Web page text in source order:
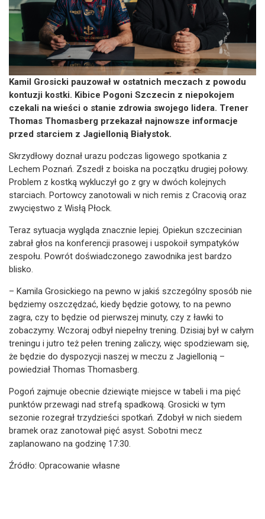
Kamil Grosicki pauzował w ostatnich meczach z powodu
kontuzji kostki. Kibice Pogoni Szczecin z niepokojem
czekali na wieści o stanie zdrowia swojego lidera. Trener
Thomas Thomasberg przekazał najnowsze informacje
przed starciem z Jagiellonią Białystok.
Skrzydłowy doznał urazu podczas ligowego spotkania z
Lechem Poznań. Zszedł z boiska na początku drugiej połowy.
Problem z kostką wykluczył go z gry w dwóch kolejnych
starciach. Portowcy zanotowali w nich remis z Cracovią oraz
zwycięstwo z Wisłą Płock.
Teraz sytuacja wygląda znacznie lepiej. Opiekun szczecinian
zabrał głos na konferencji prasowej i uspokoił sympatyków
zespołu. Powrót doświadczonego zawodnika jest bardzo
blisko.
– Kamila Grosickiego na pewno w jakiś szczególny sposób nie
będziemy oszczędzać, kiedy będzie gotowy, to na pewno
zagra, czy to będzie od pierwszej minuty, czy z ławki to
zobaczymy. Wczoraj odbył niepełny trening. Dzisiaj był w całym
treningu i jutro też pełen trening zaliczy, więc spodziewam się,
że będzie do dyspozycji naszej w meczu z Jagiellonią –
powiedział Thomas Thomasberg.
Pogoń zajmuje obecnie dziewiąte miejsce w tabeli i ma pięć
punktów przewagi nad strefą spadkową. Grosicki w tym
sezonie rozegrał trzydzieści spotkań. Zdobył w nich siedem
bramek oraz zanotował pięć asyst. Sobotni mecz
zaplanowano na godzinę 17:30.
Źródło: Opracowanie własne